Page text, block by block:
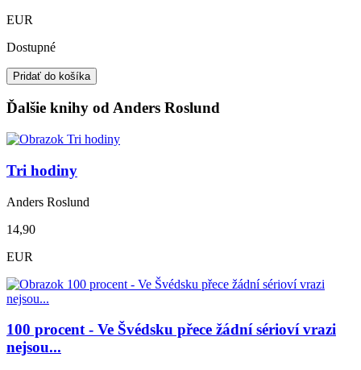
EUR
Dostupné
Pridať do košíka
Ďalšie knihy od Anders Roslund
Tri hodiny
Anders Roslund
14,90
EUR
100 procent - Ve Švédsku přece žádní sérioví vrazi
nejsou...